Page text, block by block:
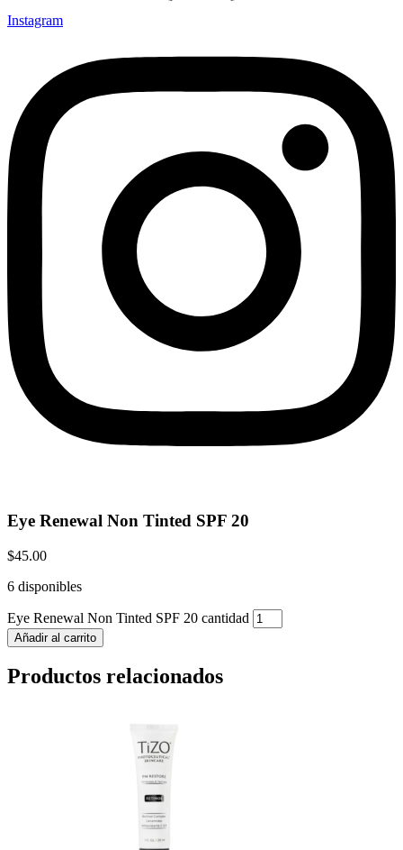
Instagram
Eye Renewal Non Tinted SPF 20
$45.00
6 disponibles
Eye Renewal Non Tinted SPF 20 cantidad
Añadir al carrito
Productos relacionados